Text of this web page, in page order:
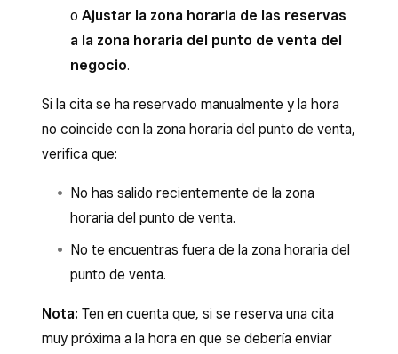
o Ajustar la zona horaria de las reservas
a la zona horaria del punto de venta del
negocio.
Si la cita se ha reservado manualmente y la hora
no coincide con la zona horaria del punto de venta,
verifica que:
No has salido recientemente de la zona
horaria del punto de venta.
No te encuentras fuera de la zona horaria del
punto de venta.
Nota: Ten en cuenta que, si se reserva una cita
muy próxima a la hora en que se debería enviar